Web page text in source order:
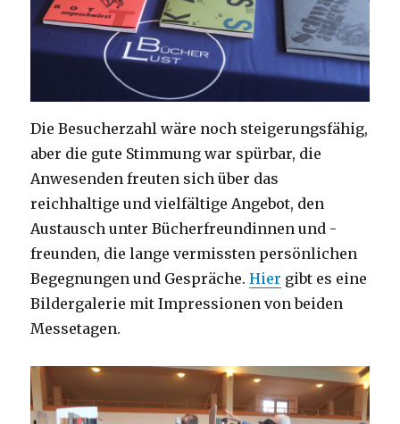
Die Besucherzahl wäre noch steigerungsfähig,
aber die gute Stimmung war spürbar, die
Anwesenden freuten sich über das
reichhaltige und vielfältige Angebot, den
Austausch unter Bücherfreundinnen und -
freunden, die lange vermissten persönlichen
Begegnungen und Gespräche.Hier gibt es eine
Bildergalerie mit Impressionen von beiden
Messetagen.